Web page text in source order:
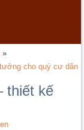
»
cho quý cư dân
thiết kế